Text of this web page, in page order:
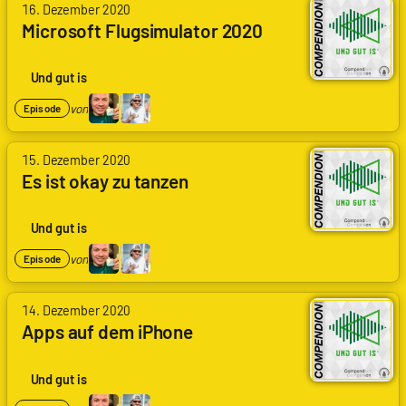
16. Dezember 2020
Microsoft Flugsimulator 2020
Und gut is
Episode von
Arne
Ruddat
Kling
15. Dezember 2020
Es ist okay zu tanzen
Und gut is
Episode von
von
Arne
Ruddat
Kling
14. Dezember 2020
Apps auf dem iPhone
Und gut is
von
Arne
Ruddat
Kling